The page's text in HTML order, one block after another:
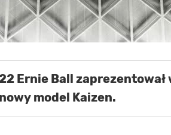
Ernie Ball
model Kaizen.